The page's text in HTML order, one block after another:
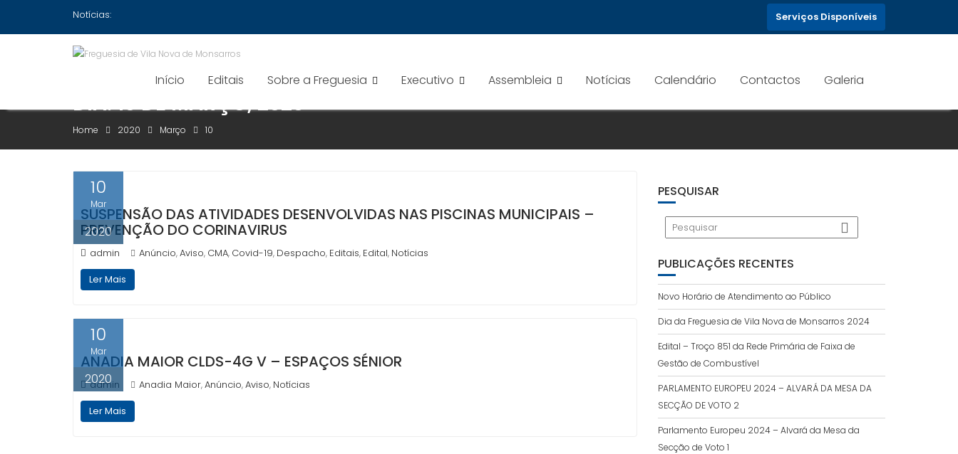
Notícias: Serviços Disponíveis
Início Editais Sobre a Freguesia Executivo Assembleia Notícias Calendário Contactos Galeria
DIA:10 DE MARÇO, 2020
Home 2020 Março 10
10
Mar
2020
SUSPENSÃO DAS ATIVIDADES DESENVOLVIDAS NAS PISCINAS MUNICIPAIS –
PREVENÇÃO DO CORINAVIRUS
admin Anúncio,Aviso, CMA, Covid-19, Despacho, Editais, Edital, Notícias
Ler Mais
10
Mar
2020
ANADIA MAIOR CLDS-4G V – ESPAÇOS SÉNIOR
admin Anadia Maior,Anúncio,Aviso, Notícias
Ler Mais
PESQUISAR
PUBLICAÇÕES RECENTES
Novo Horário de Atendimento ao Público
Dia da Freguesia de Vila Nova de Monsarros 2024
Edital – Troço 851 da Rede Primária de Faixa de
Gestão de Combustível
PARLAMENTO EUROPEU 2024 – ALVARÁ DA MESA DA
SECÇÃO DE VOTO 2
Parlamento Europeu 2024 – Alvará da Mesa da
Secção de Voto 1